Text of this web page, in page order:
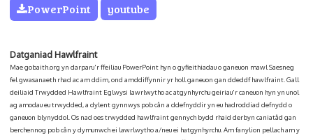
PowerPoint youtube
Datganiad Hawlfraint
Mae gobaith.org yn darparu'r ffeiliau PowerPoint hyn o gyfieithiadau o ganeuon mawl Saesneg
fel gwasanaeth rhad ac am ddim, ond amddiffynnir yr holl ganeuon gan ddeddf hawlfraint. Gall
deiliaid Trwydded Hawlfraint Eglwysi lawrlwytho ac atgynhyrchu geiriau'r caneuon hyn yn unol
ag amodau eu trwydded, a dylent gynnwys pob cân a ddefnyddir yn eu hadroddiad defnydd o
ganeuon blynyddol. Os nad oes trwydded hawlfraint gennych bydd rhaid derbyn caniatâd gan
berchennog pob cân y dymunwch ei lawrlwytho a/neu ei hatgynhyrchu. Am fanylion pellach am y